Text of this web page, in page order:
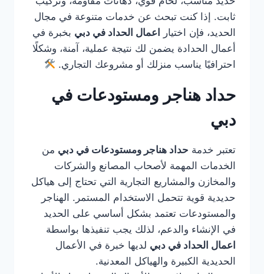
ثابت. إذا كنت تبحث عن خدمات متنوعة في مجال
الحديد، فإن اختيار
اعمال الحداد في دبي بخبرة في
أعمال الحدادة يضمن لك نتيجة عملية، آمنة، وشكلًا
احترافيًا يناسب منزلك أو مشروعك التجاري.
حداد هناجر ومستودعات في
دبي
تعتبر خدمة حداد هناجر ومستودعات في دبي من
الخدمات المهمة لأصحاب المصانع والشركات
والمخازن والمشاريع التجارية التي تحتاج إلى هياكل
حديدية قوية تتحمل الاستخدام المستمر. الهناجر
والمستودعات تعتمد بشكل أساسي على الحديد
في الإنشاء والدعم، لذلك يجب تنفيذها بواسطة
اعمال الحداد في دبي لديها خبرة في الأعمال
الحديدية الكبيرة والهياكل المعدنية.